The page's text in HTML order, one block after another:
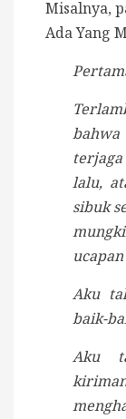
Misalnya,
Ada Yang
lalu,
sibuk
Aku
baik-
Aku